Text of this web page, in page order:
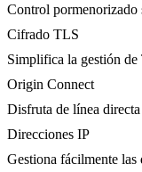
Control pormenorizado
Cifrado TLS
Simplifica la gestión de
Origin Connect
Disfruta de línea
Direcciones IP
Gestiona fácilmente las